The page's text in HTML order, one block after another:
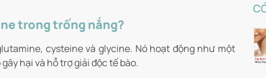
trong trống nắng?
cysteine và glycine. Nó hoạt động như một
hại và hỗ trợ giải độc tế bào.